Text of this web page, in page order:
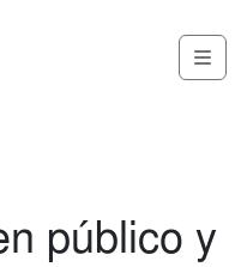
público y